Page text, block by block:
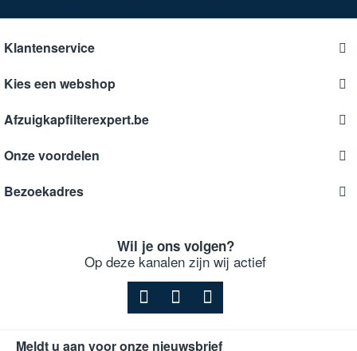
Klantenservice
Kies een webshop
Afzuigkapfilterexpert.be
Onze voordelen
Bezoekadres
Wil je ons volgen?
Op deze kanalen zijn wij actief
Meldt u aan voor onze nieuwsbrief